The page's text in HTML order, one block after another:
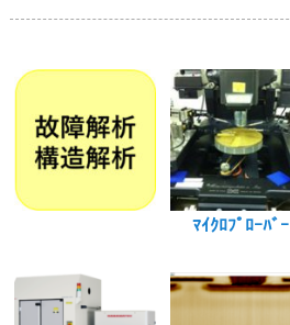
ﾏｲｸﾛﾌﾟﾛｰﾊﾞｰ